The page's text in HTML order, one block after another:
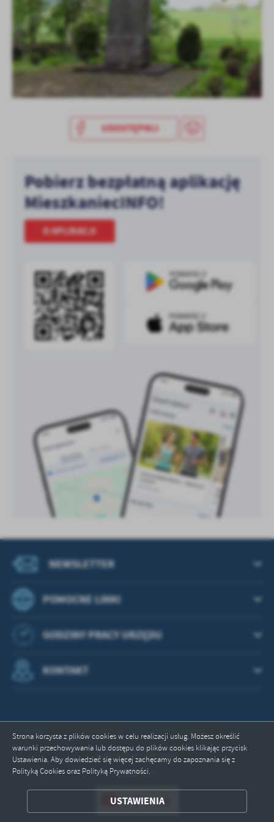
Strona korzysta z plików cookies w celu realizacji usług. Możesz określić
warunki przechowywania lub dostępu do plików cookies klikając przycisk
Ustawienia. Aby dowiedzieć się więcej zachęcamy do zapoznania się z
Polityką Cookies oraz Polityką Prywatności.
USTAWIENIA
treści w postaci wiadomości, ofert, komunikatów mediów
społecznościowych.
ZAPISZ WYBRANE
UDOSTĘPNIJ
Pobierz bezpłatną aplikację
MieszkaniecINFO!
O APLIKACJI
POMOCNE LINKI
NEWSLETTER
GODZINY PRACY URZĘDU
KONTAKT
Odwiedzin: 2645231
Online: 8